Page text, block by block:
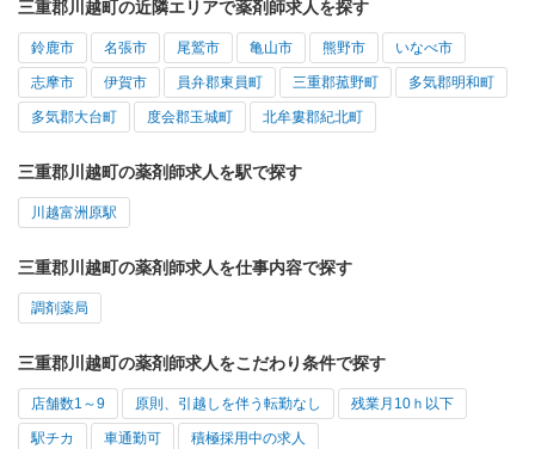
三重郡川越町の近隣エリアで薬剤師求人を探す
鈴鹿市 名張市 尾鷲市 亀山市 熊野市 いなべ市
志摩市 伊賀市 員弁郡東員町 三重郡菰野町 多気郡明和町
多気郡大台町 度会郡玉城町 北牟婁郡紀北町
三重郡川越町の薬剤師求人を駅で探す
川越富洲原駅
三重郡川越町の薬剤師求人を仕事内容で探す
調剤薬局
三重郡川越町の薬剤師求人をこだわり条件で探す
店舗数1～9 原則、引越しを伴う転勤なし 残業月10ｈ以下
駅チカ 車通勤可 積極採用中の求人